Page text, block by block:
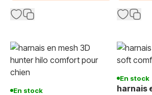
En stock
En stock
harnais